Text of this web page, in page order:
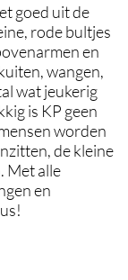
goed uit de
rode bultjes
en
wangen,
wat jeukerig
is KP geen
worden
de kleine
Met alle
en